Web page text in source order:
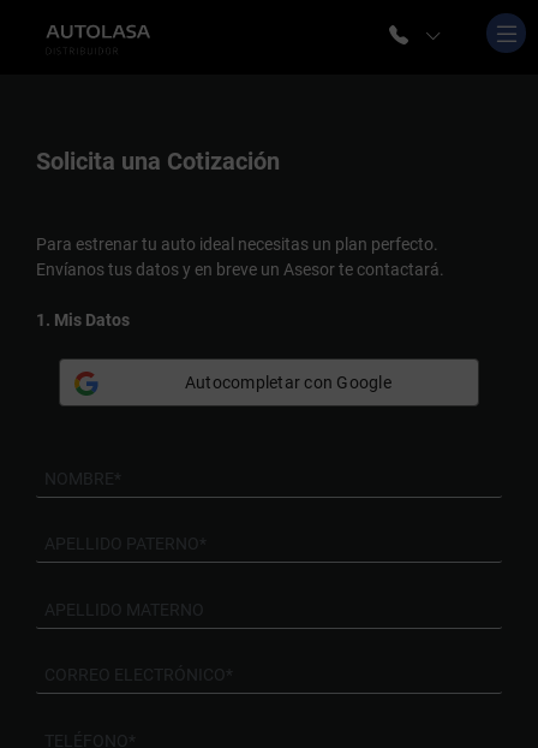
Solicita una Cotización
Para estrenar tu auto ideal necesitas un plan perfecto.
Envíanos tus datos y en breve un Asesor te contactará.
1. Mis Datos
Autocompletar con Google